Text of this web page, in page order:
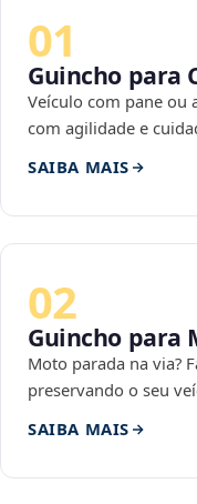
01
Guincho para
Veículo com pane ou
com agilidade e
SAIBA MAIS
02
Guincho para
Moto parada na via?
preservando o seu
SAIBA MAIS